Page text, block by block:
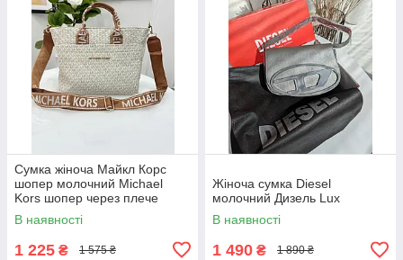
Сумка жіноча Майкл Корс
шопер молочний Michael
Kors шопер через плече
В наявності
1 225 ₴ 1 575 ₴
Жіноча сумка Diesel
молочний Дизель Lux
В наявності
1 490 ₴ 1 890 ₴